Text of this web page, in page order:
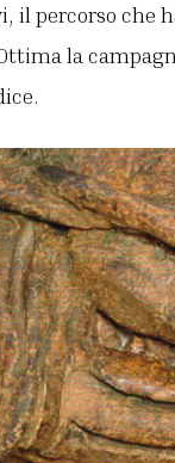
il percorso che
la